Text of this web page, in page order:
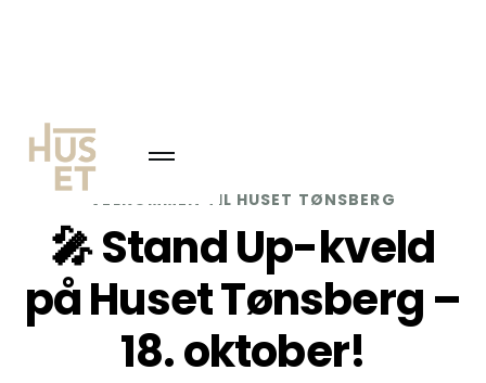
VELKOMMEN TIL HUSET TØNSBERG
🎤 Stand Up-kveld
på Huset Tønsberg –
18. oktober!